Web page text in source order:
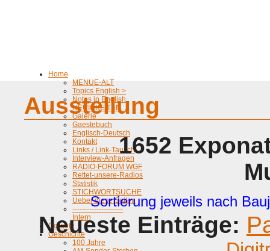
Home
MENUE-ALT
Topics English >
Notes in English
NEUIGKEITEN
Galerie
Gaestebuch
Englisch-Deutsch
Kontakt
Links / Link-Tausch
Interview-Anfragen
RADIO-FORUM WGF
Rettet-unsere-Radios
Statistik
STICHWORTSUCHE
Ueber diese Seiten
---------------------
Intern
Geraete
Geschichte
100 Jahre
Ausstellung
1652
Sortierung jeweils nach
Neueste Einträge: